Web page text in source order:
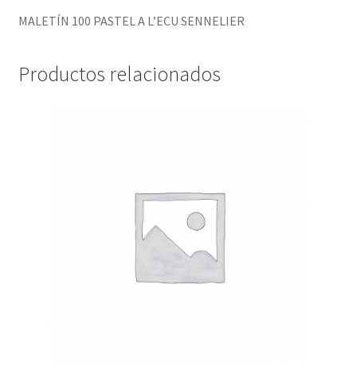
MALETÍN 100 PASTEL A L’ECU SENNELIER
Productos relacionados